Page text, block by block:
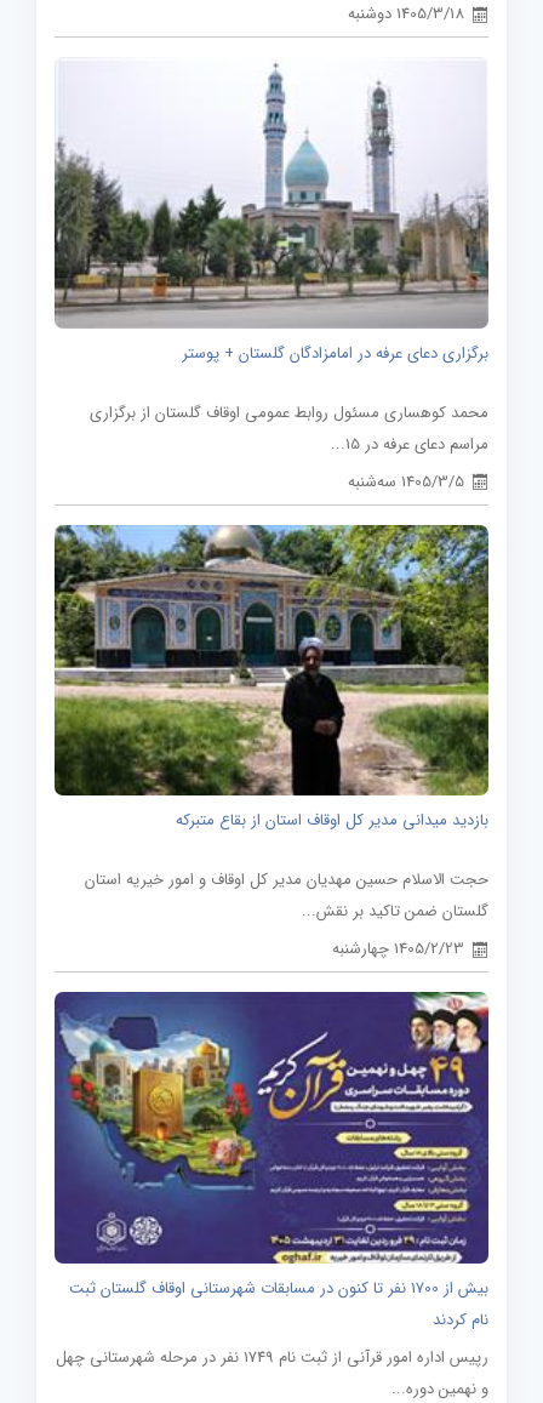
1405/3/18 دوشنبه
برگزاری دعای عرفه در امامزادگان گلستان + پوستر
محمد کوهساری مسئول روابط عمومی اوقاف گلستان از برگزاری
مراسم دعای عرفه در 15...
1405/3/5 سه‌شنبه
بازدید میدانی مدیر کل اوقاف استان از بقاع متبرکه
حجت الاسلام حسین مهدیان مدیر کل اوقاف و امور خیریه استان
گلستان ضمن تاکید بر نقش...
1405/2/23 چهارشنبه
بیش از 1700 نفر تا کنون در مسابقات شهرستانی اوقاف گلستان ثبت
نام کردند
رپیس اداره امور قرآنی از ثبت نام 1749 نفر در مرحله شهرستانی چهل
و نهمین دوره...